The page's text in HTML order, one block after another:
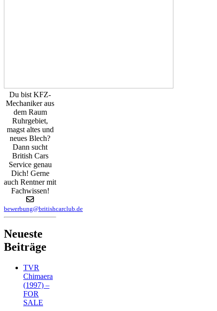
Du bist KFZ-
Mechaniker aus
dem Raum
Ruhrgebiet,
magst altes und
neues Blech?
Dann sucht
British Cars
Service genau
Dich! Gerne
auch Rentner mit
Fachwissen!
bewerbung@britishcarclub.de
Neueste
Beiträge
TVR
Chimaera
(1997) –
FOR
SALE